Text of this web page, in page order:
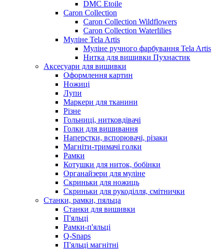
DMC Etoile
Caron Collection
Caron Collection Wildflowers
Caron Collection Waterlilies
Муліне Tela Artis
Муліне ручного фарбування Tela Artis
Нитка для вишивки Пухнастик
Аксесуари для вишивки
Оформлення картин
Ножиці
Лупи
Маркери для тканини
Різне
Гольниці, нитковдівачі
Голки для вишивання
Наперстки, вспорювачі, різаки
Магніти-тримачі голки
Рамки
Котушки для ниток, бобінки
Органайзери для муліне
Скриньки для ножиць
Скриньки для рукоділля, смітнички
Станки, рамки, пяльца
Станки для вишивки
П'яльці
Рамки-п'яльці
Q-Snaps
П'яльці магнітні